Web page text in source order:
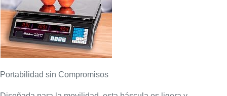
Portabilidad sin Compromisos